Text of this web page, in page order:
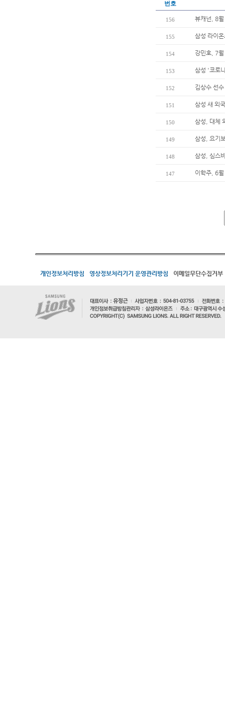
번호
156 뷰캐넌, 8
155 삼성 라이
154 강민호, 7
153 삼성 '코로
152 김상수 선
151 삼성 새 외
150 삼성, 대체
149 삼성, 요기
148 삼성, 심스
147 이학주, 6
개인정보처리방침 영상정보처리기기 운영관리방침 이메일무단수집거부